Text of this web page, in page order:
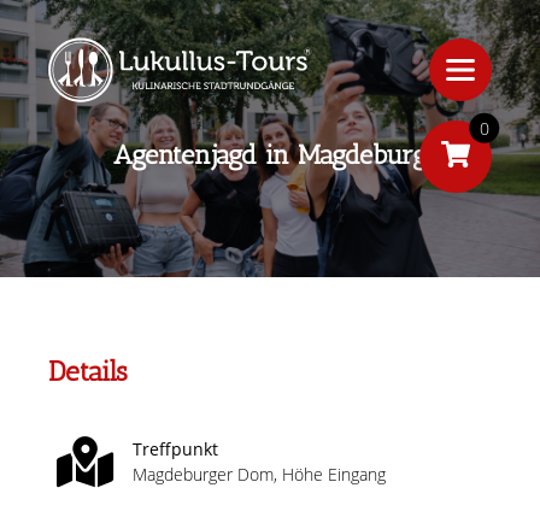
Agentenjagd in Magdeburg
Details
Treffpunkt
Magdeburger Dom, Höhe Eingang
0